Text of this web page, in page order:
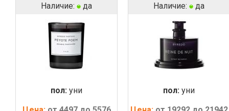
Наличие: да
пол: уни
Наличие: да
пол: уни